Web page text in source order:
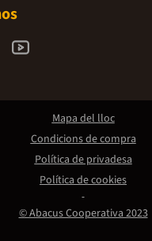
© Abacus Cooperativa 2023
Mapa del lloc
Condicions de compra
Política de privadesa
Política de cookies